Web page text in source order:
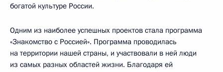
богатой культуре России.
Одним из наиболее успешных проектов стала программа
«Знакомство с Россией». Программа проводилась
на территории нашей страны, и участвовали в ней люди
из самых разных областей жизни. Благодаря ей